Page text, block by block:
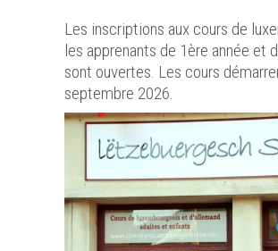
Les inscriptions aux cours de
les apprenants de 1ère année et
sont ouvertes. Les cours
septembre 2026.